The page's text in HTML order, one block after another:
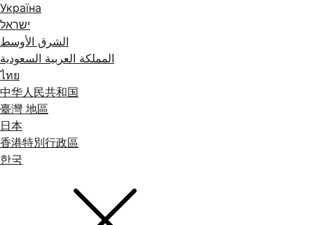
Україна
ישראל
الشرق الأوسط
المملكة العربية السعودية
ไทย
中华人民共和国
臺灣 地區
日本
香港特別行政區
한국